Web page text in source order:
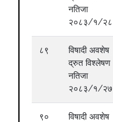
नतिजा
२०८३/१/२८
८९
विषादी अवशेष
द्रुत विश्लेषण
नतिजा
२०८३/१/२७
९०
विषादी अवशेष